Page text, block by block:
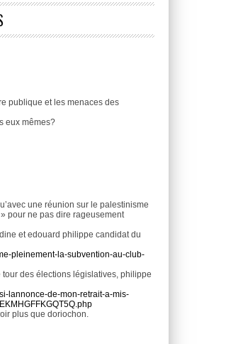
publique et les menaces des
eux mêmes?
une réunion sur le palestinisme
pour ne pas dire rageusement
et edouard philippe candidat du
pleinement-la-subvention-au-club-
des élections législatives, philippe
lannonce-de-mon-retrait-a-mis-
plus que doriochon.